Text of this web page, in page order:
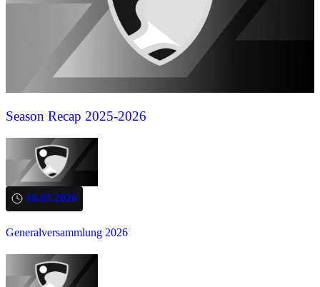
Season Recap 2025-2026
18.05.2026
Generalversammlung 2026